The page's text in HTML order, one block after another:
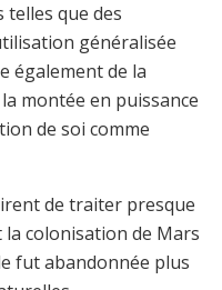
telles que des
généralisée
également de la
montée en puissance
de soi comme
de traiter presque
colonisation de Mars
fut abandonnée plus